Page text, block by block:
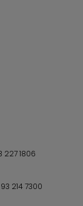
227 1806
214 7300